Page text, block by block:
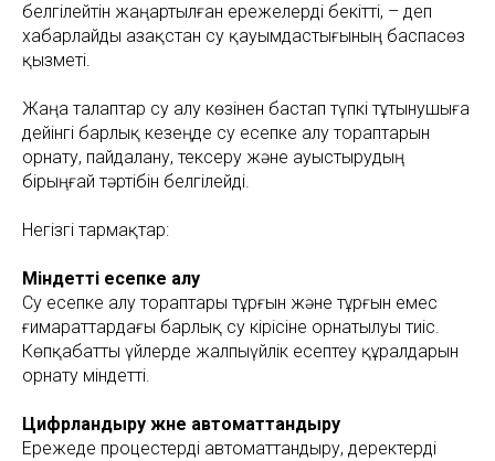
белгілейтін жаңартылған ережелерді бекітті, – деп
хабарлайды Қазақстан су қауымдастығының баспасөз
қызметі.
Жаңа талаптар су алу көзінен бастап түпкі тұтынушыға
дейінгі барлық кезеңде су есепке алу тораптарын
орнату, пайдалану, тексеру және ауыстырудың
бірыңғай тәртібін белгілейді.
Негізгі тармақтар:
Міндетті есепке алу
Су есепке алу тораптары тұрғын және тұрғын емес
ғимараттардағы барлық су кірісіне орнатылуы тиіс.
Көпқабатты үйлерде жалпыүйлік есептеу құралдарын
орнату міндетті.
Цифрландыру және автоматтандыру
Ережеде процестерді автоматтандыру, деректерді